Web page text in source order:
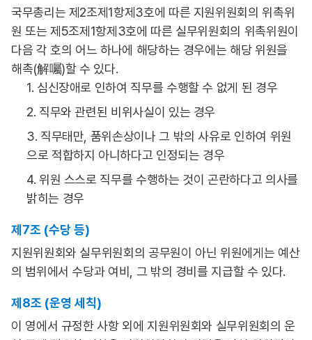
국무총리는 제2조제1항제3호에 따른 지원위원회의 위촉위
원 또는 제5조제1항제3호에 따른 실무위원회의 위촉위원이
다음 각 호의 어느 하나에 해당하는 경우에는 해당 위원을
해촉(解囑)할 수 있다.
1. 심신장애로 인하여 직무를 수행할 수 없게 된 경우
2. 직무와 관련된 비위사실이 있는 경우
3. 직무태만, 품위손상이나 그 밖의 사유로 인하여 위원
으로 적합하지 아니하다고 인정되는 경우
4. 위원 스스로 직무를 수행하는 것이 곤란하다고 의사를
밝히는 경우
제7조 (수당 등)
지원위원회와 실무위원회의 공무원이 아닌 위원에게는 예산
의 범위에서 수당과 여비, 그 밖의 경비를 지급할 수 있다.
제8조 (운영 세칙)
이 영에서 규정한 사항 외에 지원위원회와 실무위원회의 운